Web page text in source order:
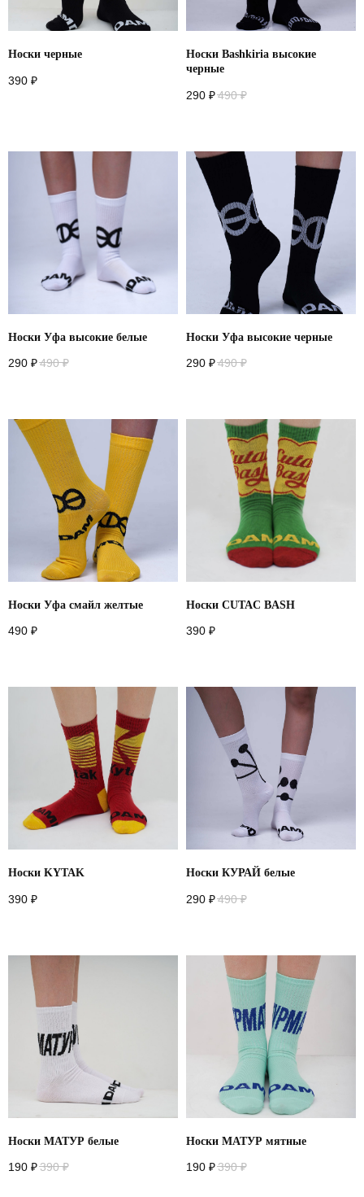
Носки черные
390 ₽
Носки Bashkiria высокие
черные
290 ₽490 ₽
Носки Уфа высокие белые
290 ₽490 ₽
Носки Уфа высокие черные
290 ₽490 ₽
Носки Уфа смайл желтые
490 ₽
Носки CUTAC BASH
390 ₽
Носки KYTAK
390 ₽
Носки КУРАЙ белые
290 ₽490 ₽
Носки МАТУР белые
190 ₽390 ₽
Носки МАТУР мятные
190 ₽390 ₽